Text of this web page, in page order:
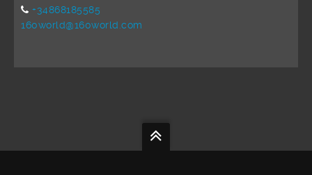
+34868185585
160world@160world.com